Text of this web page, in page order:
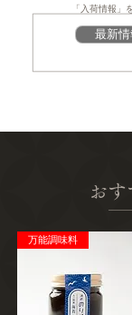
常温
長崎県 島原半島
栄木農園
このページは、提
作成・掲載をして
などに伴い、本サ
最新
「入荷情報」
おす
万能調味料